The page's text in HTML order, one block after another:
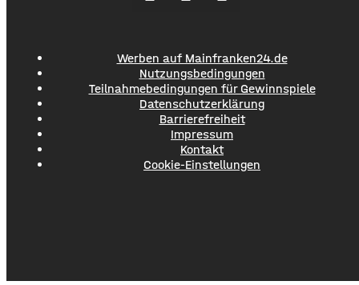
Werben auf Mainfranken24.de
Nutzungsbedingungen
Teilnahmebedingungen für Gewinnspiele
Datenschutzerklärung
Barrierefreiheit
Impressum
Kontakt
Cookie-Einstellungen